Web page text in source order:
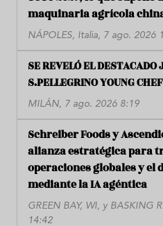
maquinaria agrícola
NÁPOLES, Italia, 7 ago. 2026
SE REVELÓ EL
S.PELLEGRINO YOUNG
MILÁN, 7 ago. 2026 8:19
Schreiber Foods y
alianza estratégica para
operaciones globales y
mediante la IA agéntica
GREEN BAY, WI, y BASKING
14:42